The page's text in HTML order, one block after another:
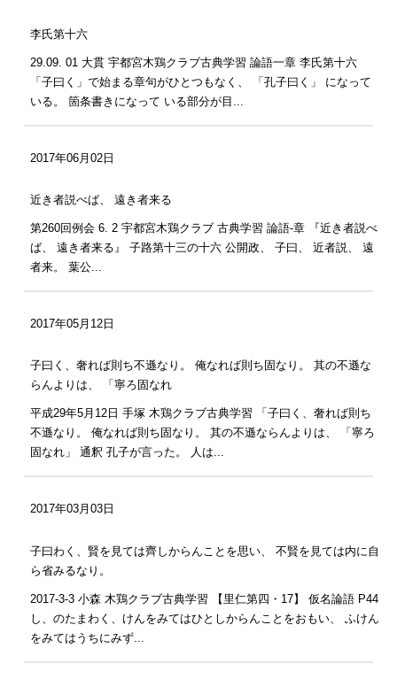
李氏第十六
29.09. 01 大貫 宇都宮木鶏クラブ古典学習 論語一章 李氏第十六
「子曰く」で始まる章句がひとつもなく、 「孔子曰く」 になって
いる。 箇条書きになって いる部分が目...
2017年06月02日
近き者説べば、 遠き者来る
第260回例会 6. 2 宇都宮木鶏クラブ 古典学習 論語-章 『近き者説べ
ば、 遠き者来る』 子路第十三の十六 公開政、 子曰、 近者説、 遠
者来。 葉公...
2017年05月12日
子曰く、奢れば則ち不遜なり。 俺なれば則ち固なり。 其の不遜な
らんよりは、 「寧ろ固なれ
平成29年5月12日 手塚 木鶏クラブ古典学習 「子曰く、奢れば則ち
不遜なり。 俺なれば則ち固なり。 其の不遜ならんよりは、 「寧ろ
固なれ」 通釈 孔子が言った。 人は...
2017年03月03日
子曰わく、賢を見ては齊しからんことを思い、 不賢を見ては内に自
ら省みるなり。
2017-3-3 小森 木鶏クラブ古典学習 【里仁第四・17】 仮名論語 P44
し、のたまわく、けんをみてはひとしからんことをおもい、 ふけん
をみてはうちにみず...